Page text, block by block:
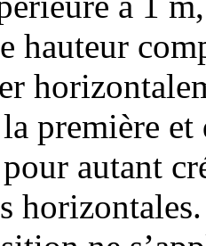
hauteur
première
autant